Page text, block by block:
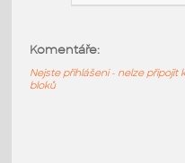
Chair.03
židle, design
Komentáře:
Nejste přihlášeni - nelze připojit
bloků